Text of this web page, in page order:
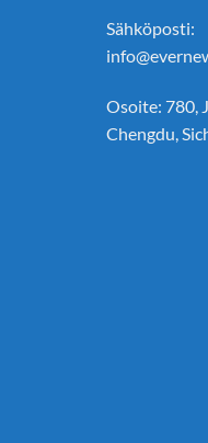
Sähköposti:
Osoite: 780,
Chengdu,